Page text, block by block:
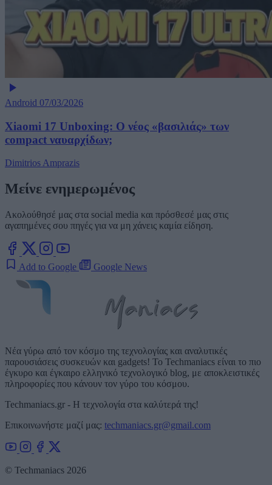
Android 07/03/2026
Xiaomi 17 Unboxing: Ο νέος «βασιλιάς» των
compact ναυαρχίδων;
Dimitrios Amprazis
Μείνε ενημερωμένος
Ακολούθησέ μας στα social media και πρόσθεσέ μας στις
αγαπημένες σου πηγές για να μη χάνεις καμία είδηση.
Add to Google Google News
Νέα γύρω από τον κόσμο της τεχνολογίας και αναλυτικές
παρουσιάσεις συσκευών και gadgets! Το Techmaniacs είναι το πιο
έγκυρο και έγκαιρο ελληνικό τεχνολογικό blog, με αποκλειστικές
πληροφορίες που κάνουν τον γύρο του κόσμου.
Techmaniacs.gr - Η τεχνολογία στα καλύτερά της!
Επικοινωνήστε μαζί μας: techmaniacs.gr@gmail.com
© Techmaniacs 2026